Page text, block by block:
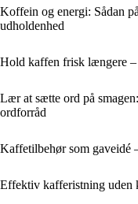
Koffein og energi: Sådan
udholdenhed
Hold kaffen frisk længere
Lær at sætte ord på
ordforråd
Kaffetilbehør som gaveidé
Effektiv kafferistning uden